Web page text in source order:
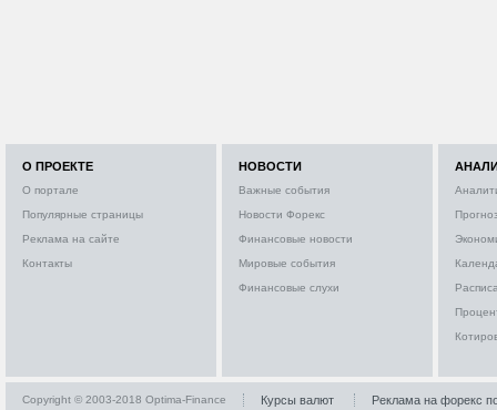
О ПРОЕКТЕ
О портале
Популярные страницы
Реклама на сайте
Контакты
НОВОСТИ
Важные события
Новости Форекс
Финансовые новости
Мировые события
Финансовые слухи
Copyright © 2003-2018 Optima-Finance Курсы валют Реклама на форекс